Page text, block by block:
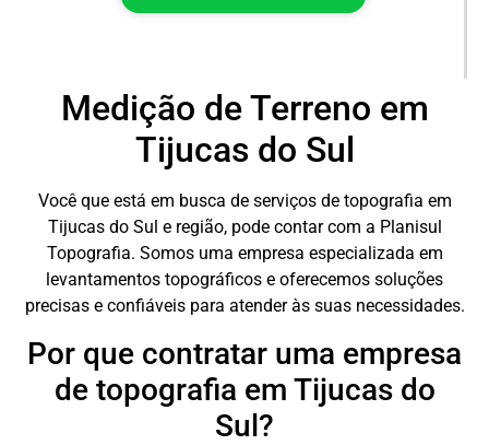
Medição de Terreno em
Tijucas do Sul
Você que está em busca de serviços de topografia em
Tijucas do Sul e região, pode contar com a Planisul
Topografia. Somos uma empresa especializada em
levantamentos topográficos e oferecemos soluções
precisas e confiáveis para atender às suas necessidades.
Por que contratar uma empresa
de topografia em Tijucas do
Sul?